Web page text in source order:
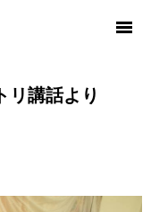
講話より